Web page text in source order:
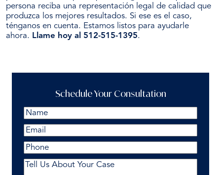
persona reciba una representación legal de calidad que
produzca los mejores resultados. Si ese es el caso,
ténganos en cuenta. Estamos listos para ayudarle
ahora. Llame hoy al 512-515-1395.
Schedule Your Consultation
Name
First
Email(Required)
Phone
Comments(Required)